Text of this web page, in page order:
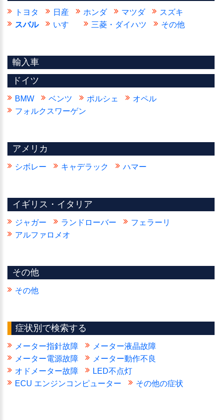
トヨタ 日産 ホンダ マツダ
スズキ
スバル
いすゞ 三菱・ダイハツ その他
輸入車
ドイツ
BMW ベンツ ポルシェ
オペル
フォルクスワーゲン
アメリカ
シボレー キャデラック ハマー
イギリス・イタリア
ジャガー ランドローバー
フェラーリ
アルファロメオ
その他
その他
症状別で検索する
メーター指針故障
メーター液晶故障
メーター電源故障
メーター動作不良
オドメーター故障
LED不点灯
ECU エンジンコンピューター
その他の症状